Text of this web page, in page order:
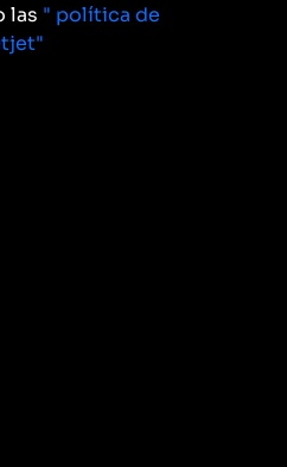
las " política de